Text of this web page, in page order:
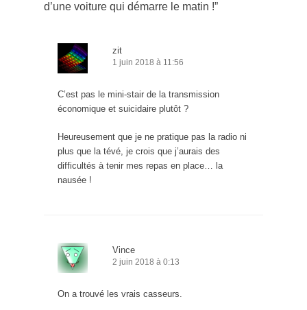
d’une voiture qui démarre le matin !”
zit
1 juin 2018 à 11:56
C’est pas le mini-stair de la transmission
économique et suicidaire plutôt ?
Heureusement que je ne pratique pas la radio ni
plus que la tévé, je crois que j’aurais des
difficultés à tenir mes repas en place… la
nausée !
Vince
2 juin 2018 à 0:13
On a trouvé les vrais casseurs.